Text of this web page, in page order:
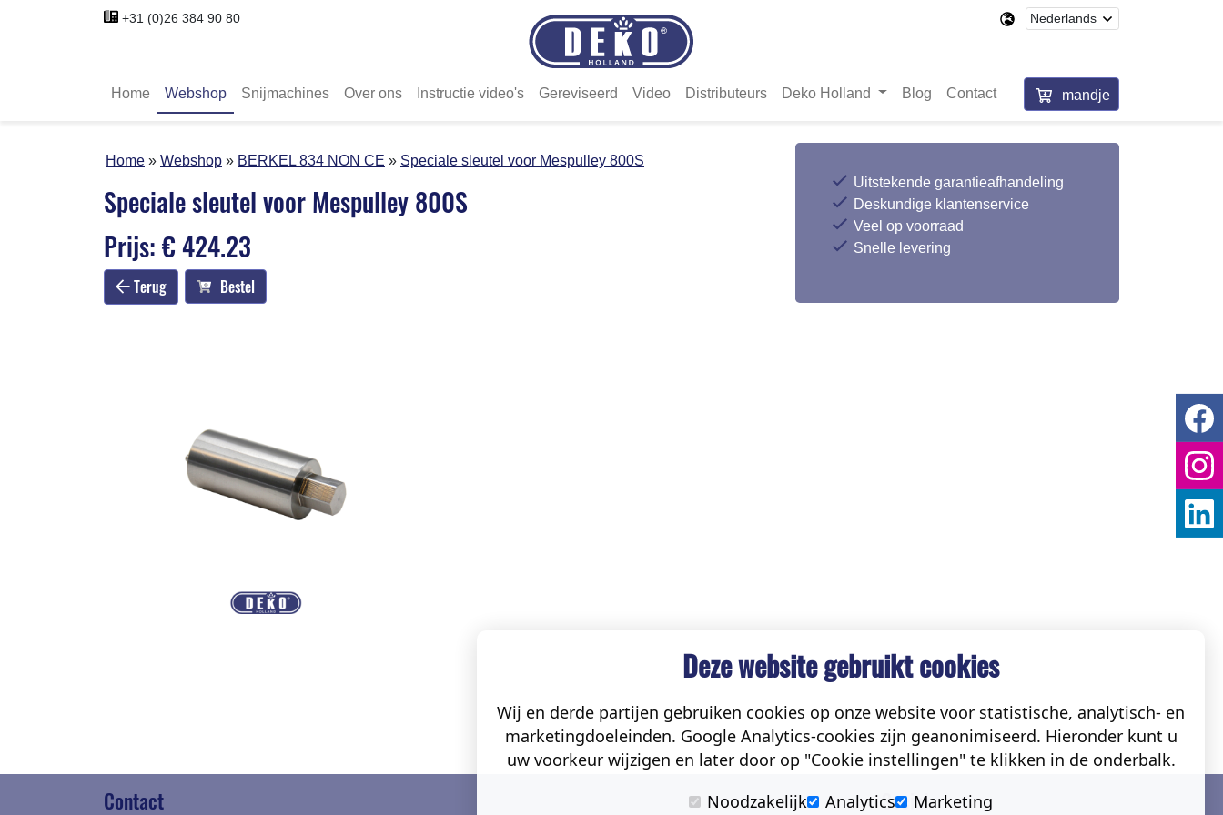
+31 (0)26 384 90 80
Home Webshop Snijmachines Over ons Instructie video's Gereviseerd Video Distributeurs Deko Holland Blog Contact mandje
Home Webshop BERKEL 834 NON CE Speciale sleutel voor Mespulley 800S
Speciale sleutel voor Mespulley 800S
Prijs: € 424.23
Terug Bestel
Uitstekende garantieafhandeling
Deskundige klantenservice
Veel op voorraad
Snelle levering
Contact Social
Deze website gebruikt cookies
Wij en derde partijen gebruiken cookies op onze website voor statistische, analytisch- en
marketingdoeleinden. Google Analytics-cookies zijn geanonimiseerd. Hieronder kunt u
uw voorkeur wijzigen en later door op "Cookie instellingen" te klikken in de onderbalk.
Noodzakelijk
Analytics Marketing